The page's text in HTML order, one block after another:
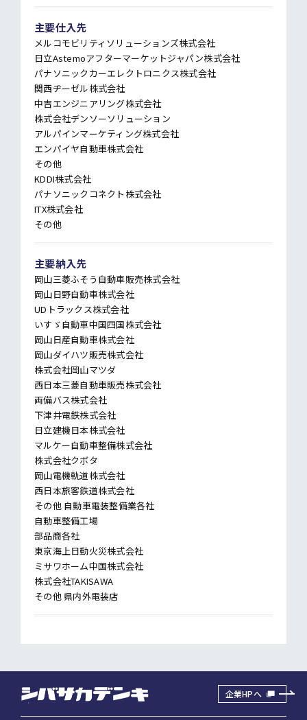
主要仕入先
メルコモビリティソリューションズ株式会社
日立Astemoアフターマーケットジャパン株式会社
パナソニックカーエレクトロニクス株式会社
関西ヂーゼル株式会社
中吉エンジニアリング株式会社
株式会社デンソーソリューション
アルパインマーケティング株式会社
エンパイヤ自動車株式会社
その他
KDDI株式会社
パナソニックコネクト株式会社
ITX株式会社
その他
主要納入先
岡山三菱ふそう自動車販売株式会社
岡山日野自動車株式会社
UDトラックス株式会社
いすゞ自動車中国四国株式会社
岡山日産自動車株式会社
岡山ダイハツ販売株式会社
株式会社岡山マツダ
西日本三菱自動車販売株式会社
両備バス株式会社
下津井電鉄株式会社
日立建機日本株式会社
マルケー自動車整備株式会社
株式会社クボタ
岡山電機軌道株式会社
西日本旅客鉄道株式会社
その他 自動車電装整備業各社
自動車整備工場
部品商各社
東京海上日動火災株式会社
ミサワホーム中国株式会社
株式会社TAKISAWA
その他 県内外電装店
企業HPへ